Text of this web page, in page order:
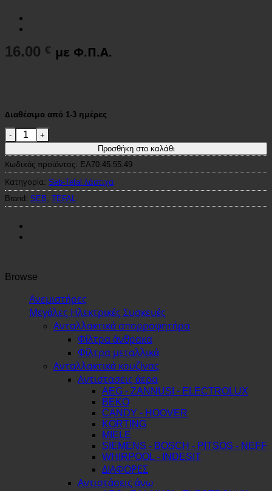
16.00 € με Φ.Π.Α.
Διαθέσιμο από 1-3 ημέρες
Λάστιχο καπακιού χύτρας tefal seb delicio 4.5-6L 22cm
Προσθήκη στο καλάθι
Κωδικός προϊόντος: EA70.45.55.49
Κατηγορία: Seb-Tefal λάστιχα
Brand: SEB, TEFAL
Browse
Ανεμιστήρες
Μεγάλες Ηλεκτρικές Συσκευές
Ανταλλακτικά απορροφητήρα
Φίλτρα άνθρακα
Φίλτρα μεταλλικά
Ανταλλακτικά κουζίνας
Αντιστασεις άερα
AEG - ZANNUSI - ELECTROLUX
BEKO
CANDY - HOOVER
KORTING
MIELE
SIEMENS - BOSCH - PITSOS - NEFF
WHIRPOOL - INDESIT
ΔΙΑΦΟΡΕΣ
Αντιστάσεις άνω